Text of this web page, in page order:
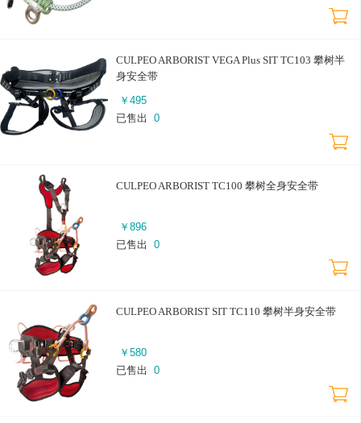
CULPEO ARBORIST VEGA Plus SIT TC103 攀树半
身安全带
￥ 495
已售出
0
CULPEO ARBORIST TC100 攀树全身安全带
￥ 896
已售出
0
CULPEO ARBORIST SIT TC110 攀树半身安全带
￥ 580
已售出
0